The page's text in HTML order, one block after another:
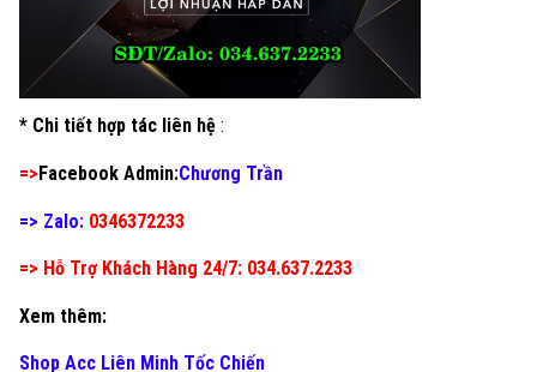
* Chi tiết hợp tác liên hệ :
=>Facebook Admin:Chương Trần
=> Zalo: 0346372233
=> Hỗ Trợ Khách Hàng 24/7: 034.637.2233
Xem thêm:
Shop Acc Liên Minh Tốc Chiến